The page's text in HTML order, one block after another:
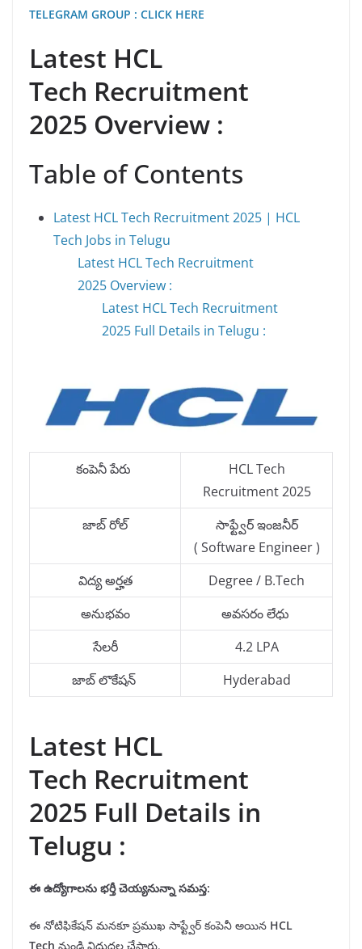
TELEGRAM GROUP : CLICK HERE
Latest HCL
Tech Recruitment
2025 Overview :
Table of Contents
Latest HCL Tech Recruitment 2025 | HCL
Tech Jobs in Telugu
Latest HCL Tech Recruitment
2025 Overview :
Latest HCL Tech Recruitment
2025 Full Details in Telugu :
కంపెనీ పేరు
HCL Tech
Recruitment 2025
జాబ్ రోల్
సాఫ్ట్వేర్ ఇంజనీర్
( Software Engineer )
విద్య అర్హత
Degree / B.Tech
అనుభవం
అవసరం లేధు
సేలరీ
4.2 LPA
జాబ్ లొకేషన్
Hyderabad
Latest HCL
Tech Recruitment
2025 Full Details in
Telugu :
ఈ ఉద్యోగాలను భర్తీచెయ్యనున్నా సమస్త:
ఈ నోటిఫికేషన్ మనకూ ప్రముఖ సాఫ్ట్వేర్ కంపెనీ అయిన HCL
Tech నుండి విదుదల చేసారు.